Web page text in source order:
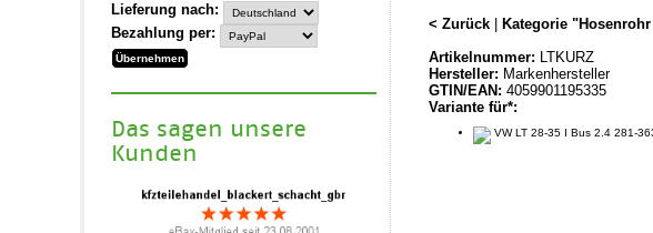
< Zurück|
Kategorie
Artikelnummer: LTKURZ
Hersteller: Markenhersteller
GTIN/EAN: 4059901195335
Variante für*:
VW LT 28-35 I Bus 2.4 281-
Lieferung nach:
Bezahlung per:
Das sagen unsere
Kunden